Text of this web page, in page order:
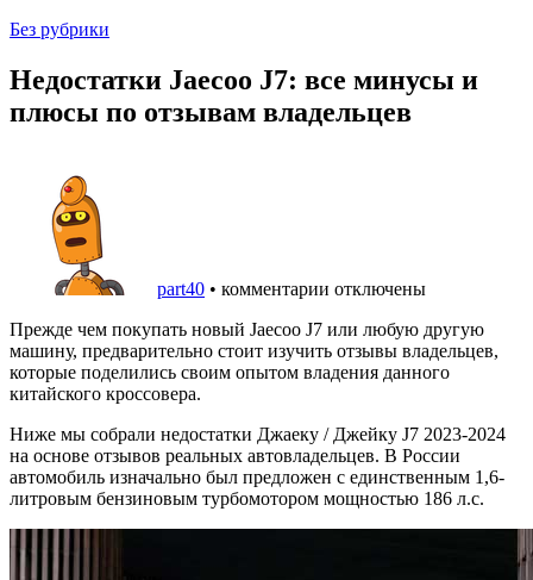
Без рубрики
Недостатки Jaecoo J7: все минусы и
плюсы по отзывам владельцев
part40 • комментарии отключены
Прежде чем покупать новый Jaecoo J7 или любую другую
машину, предварительно стоит изучить отзывы владельцев,
которые поделились своим опытом владения данного
китайского кроссовера.
Ниже мы собрали недостатки Джаеку / Джейку J7 2023-2024
на основе отзывов реальных автовладельцев. В России
автомобиль изначально был предложен с единственным 1,6-
литровым бензиновым турбомотором мощностью 186 л.с.